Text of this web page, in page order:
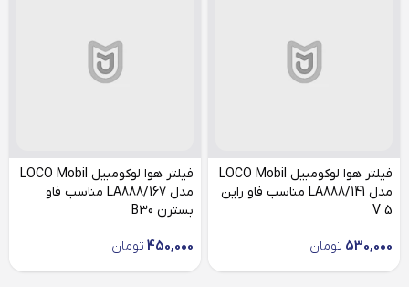
فیلتر هوا لوکومبیل LOCO Mobil
مدل LA888/141 مناسب فاو راین
V 5
530,000 تومان
فیلتر هوا لوکومبیل LOCO Mobil
مدل LA888/167 مناسب فاو
بسترن B30
450,000 تومان